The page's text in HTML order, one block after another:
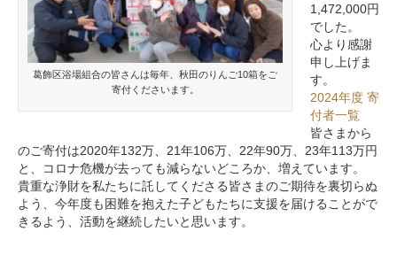
葛飾区浴場組合の皆さんは毎年、秋田のりんご10箱をご
寄付くださいます。
1,472,000円
でした。
心より感謝
申し上げま
す。
2024年度 寄
付者一覧
皆さまから
のご寄付は2020年132万、21年106万、22年90万、23年113万円
と、コロナ危機が去っても減らないどころか、増えています。
貴重な浄財を私たちに託してくださる皆さまのご期待を裏切らぬ
よう、今年度も困難を抱えた子どもたちに支援を届けることがで
きるよう、活動を継続したいと思います。